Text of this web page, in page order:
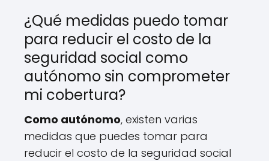
¿Qué medidas puedo tomar
para reducir el costo de la
seguridad social como
autónomo sin comprometer
mi cobertura?
Como autónomo, existen varias
medidas que puedes tomar para
reducir el costo de la seguridad social